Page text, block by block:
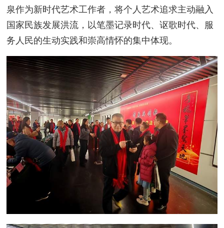
泉作为新时代艺术工作者，将个人艺术追求主动融入
国家民族发展洪流，以笔墨记录时代、讴歌时代、服
务人民的生动实践和崇高情怀的集中体现。